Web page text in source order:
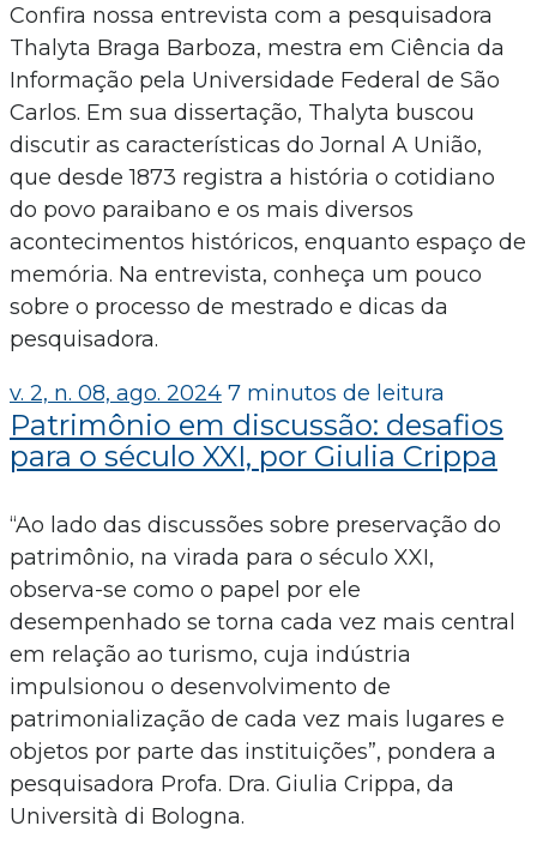
Confira nossa entrevista com a pesquisadora
Thalyta Braga Barboza, mestra em Ciência da
Informação pela Universidade Federal de São
Carlos. Em sua dissertação, Thalyta buscou
discutir as características do Jornal A União,
que desde 1873 registra a história o cotidiano
do povo paraibano e os mais diversos
acontecimentos históricos, enquanto espaço de
memória. Na entrevista, conheça um pouco
sobre o processo de mestrado e dicas da
pesquisadora.
v. 2, n. 08, ago. 2024 7 minutos de leitura
Patrimônio em discussão: desafios
para o século XXI, por Giulia Crippa
“Ao lado das discussões sobre preservação do
patrimônio, na virada para o século XXI,
observa-se como o papel por ele
desempenhado se torna cada vez mais central
em relação ao turismo, cuja indústria
impulsionou o desenvolvimento de
patrimonialização de cada vez mais lugares e
objetos por parte das instituições”, pondera a
pesquisadora Profa. Dra. Giulia Crippa, da
Università di Bologna.